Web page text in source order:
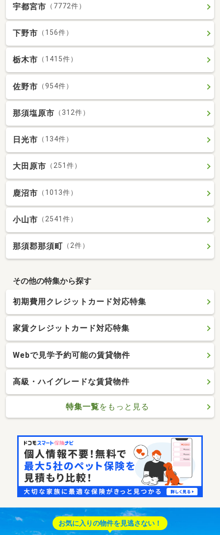
宇都宮市 （7772件）
下野市 （156件）
栃木市 （1415件）
佐野市 （954件）
那須塩原市 （312件）
日光市 （134件）
大田原市 （251件）
鹿沼市 （1013件）
小山市 （2541件）
那須郡那須町 （2件）
その他の特集から探す
初期費用クレジットカード対応特集
家賃クレジットカード対応特集
Webで見学予約可能の賃貸物件
高級・ハイグレードな賃貸物件
特集一覧をもっと見る
お気に入りの物件を見逃さない！